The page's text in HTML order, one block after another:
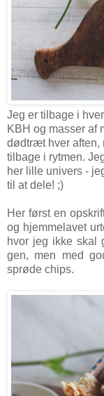
Jeg er tilbage i
KBH og masser af
dødtræt hver aften,
tilbage i rytmen.
her lille univers -
til at dele! ;)
Her først en
og hjemmelavet
hvor jeg ikke skal
gen, men med
sprøde chips.